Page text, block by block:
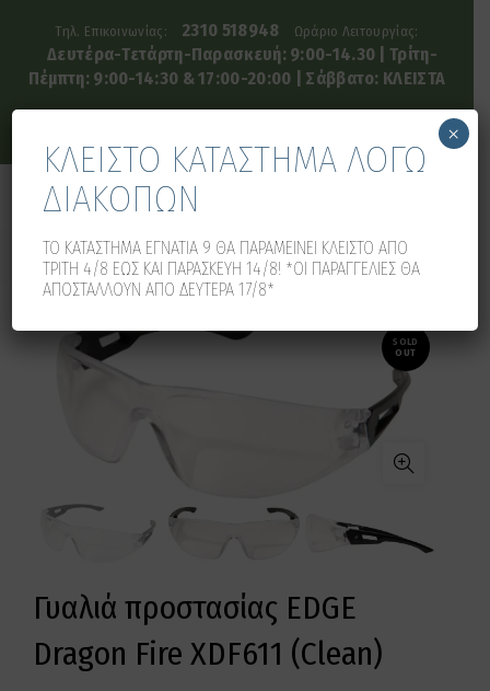
Τηλ. Επικοινωνίας: 2310 518948 Ωράριο Λειτουργίας:
Δευτέρα-Τετάρτη-Παρασκευή: 9:00-14.30 | Τρίτη-
Πέμπτη: 9:00-14:30 & 17:00-20:00 | Σάββατο: ΚΛΕΙΣΤΑ
SOLD
OUT
Γυαλιά προστασίας EDGE
Dragon Fire XDF611 (Clean)
ΚΛΕΙΣΤΟ ΚΑΤΑΣΤΗΜΑ ΛΟΓΩ
ΔΙΑΚΟΠΩΝ
ΤΟ ΚΑΤΑΣΤΗΜΑ ΕΓΝΑΤΙΑ 9 ΘΑ ΠΑΡΑΜΕΙΝΕΙ ΚΛΕΙΣΤΟ ΑΠΟ
ΤΡΙΤΗ 4/8 ΕΩΣ ΚΑΙ ΠΑΡΑΣΚΕΥΗ 14/8! *ΟΙ ΠΑΡΑΓΓΕΛΙΕΣ ΘΑ
ΑΠΟΣΤΑΛΛΟΥΝ ΑΠΟ ΔΕΥΤΕΡΑ 17/8*
×